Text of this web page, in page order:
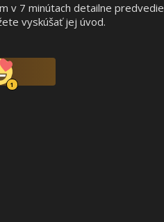
v 7 minútach detailne predvedie
vyskúšať jej úvod.